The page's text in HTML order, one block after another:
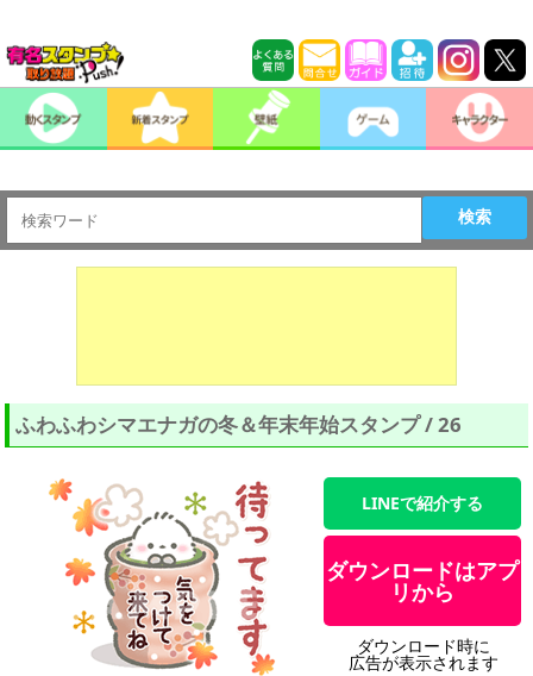
検索
ふわふわシマエナガの冬＆年末年始スタンプ / 26
LINEで紹介する
ダウンロードはアプ
リから
ダウンロード時に
広告が表示されます